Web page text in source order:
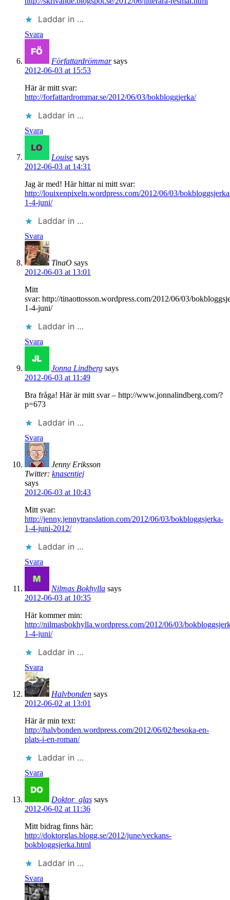
Laddar in …
Svara
Författardrömmar says
2012-06-03 at 15:53
Här är mitt svar:
http://forfattardrommar.se/2012/06/03/bokbloggjerka/
Laddar in …
Svara
Louise says
2012-06-03 at 14:31
Jag är med! Här hittar ni mitt svar:
http://louixenpixeln.wordpress.com/2012/06/03/
1-4-juni/
Laddar in …
Svara
TinaO says
2012-06-03 at 13:01
Mitt
svar: http://tinaottosson.wordpress.com/2012/06/03/
1-4-juni/
Laddar in …
Svara
Jonna Lindberg says
2012-06-03 at 11:49
Bra fråga! Här är mitt svar – http://www.jonnalindberg.com/?
p=673
Laddar in …
Svara
Jenny Eriksson
Twitter: knasentjej
says
2012-06-03 at 10:43
Mitt svar:
http://jenny.jennytranslation.com/2012/06/03/bokbloggsjerka-
1-4-juni-2012/
Laddar in …
Svara
Nilmas Bokhylla says
2012-06-03 at 10:35
Här kommer min:
http://nilmasbokhylla.wordpress.com/2012/06/03/
1-4-juni/
Laddar in …
Svara
Halvbonden says
2012-06-02 at 13:01
Här är min text:
http://halvbonden.wordpress.com/2012/06/02/besoka-en-
plats-i-en-roman/
Laddar in …
Svara
Doktor_glas says
2012-06-02 at 11:36
Mitt bidrag finns här:
http://doktorglas.blogg.se/2012/june/veckans-
bokbloggsjerka.html
Laddar in …
Svara